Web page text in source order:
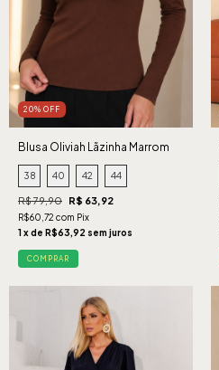
20% OFF
Blusa Oliviah Lãzinha Marrom
38 40 42 44
R$ 79,90 R$ 63,92
R$60,72 com Pix
1 x de R$63,92 sem juros
COMPRAR